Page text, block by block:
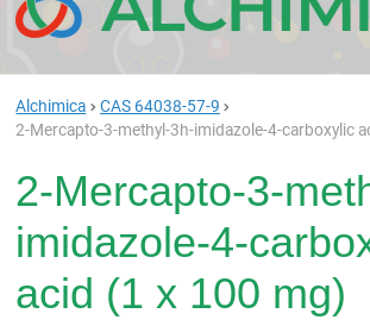
Alchimica
CAS 64038-57-9
2-Mercapto-3-methyl-3h-imidazole-4-carboxylic
2-Mercapto-3-
imidazole-4-
acid (1 x 100 mg)